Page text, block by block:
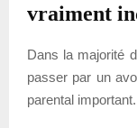
vraiment
Dans la majorité
passer par un
parental